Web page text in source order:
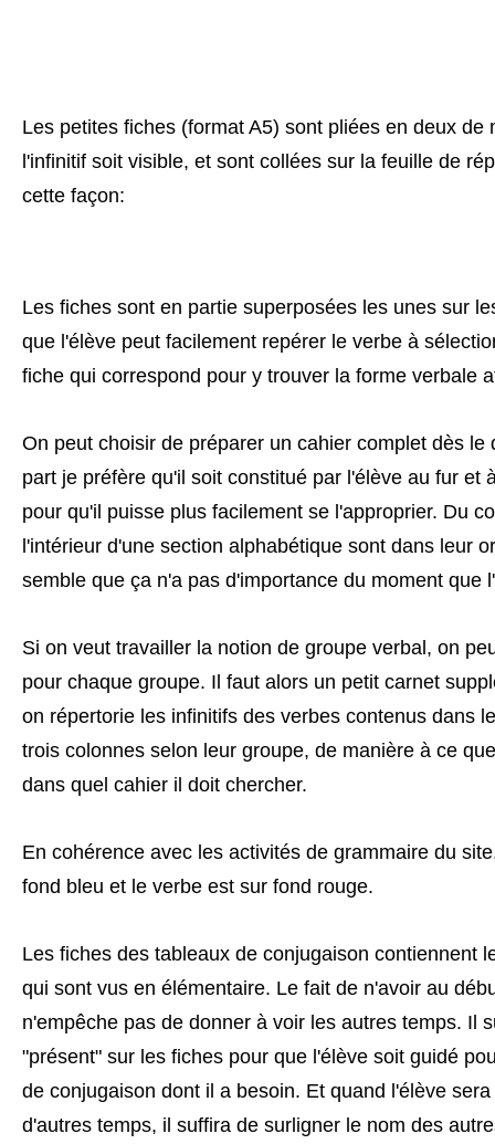
Les petites fiches (format A5) sont pliées en deux de
l'infinitif soit visible, et sont collées sur la feuille de
cette façon:
Les fiches sont en partie superposées les unes sur
que l'élève peut facilement repérer le verbe à
fiche qui correspond pour y trouver la forme verbale
On peut choisir de préparer un cahier complet dès le
part je préfère qu'il soit constitué par l'élève au fur et
pour qu'il puisse plus facilement se l'approprier. Du
l'intérieur d'une section alphabétique sont dans leur
semble que ça n'a pas d'importance du moment que
Si on veut travailler la notion de groupe verbal, on
pour chaque groupe. Il faut alors un petit carnet
on répertorie les infinitifs des verbes contenus dans
trois colonnes selon leur groupe, de manière à ce
dans quel cahier il doit chercher.
En cohérence avec les activités de grammaire du
fond bleu et le verbe est sur fond rouge.
Les fiches des tableaux de conjugaison contiennent
qui sont vus en élémentaire. Le fait de n'avoir au
n'empêche pas de donner à voir les autres temps. Il
"présent" sur les fiches pour que l'élève soit guidé
de conjugaison dont il a besoin. Et quand l'élève
d'autres temps, il suffira de surligner le nom des